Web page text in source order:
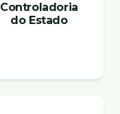
Controladoria
do Estado